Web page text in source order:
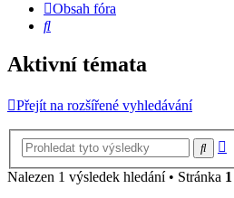
Obsah fóra
Hledat
Aktivní témata
Přejít na rozšířené vyhledávání
Hledat
Nalezen 1 výsledek hledání • Stránka 1